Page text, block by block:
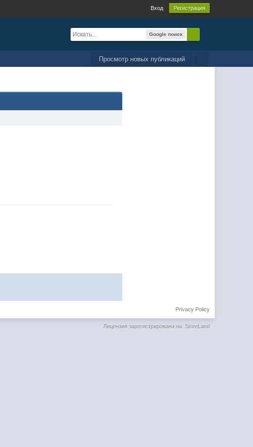
Вход Регистрация
Google поиск
Просмотр новых публикаций
Privacy Policy
Лицензия зарегистрирована на: StoreLand